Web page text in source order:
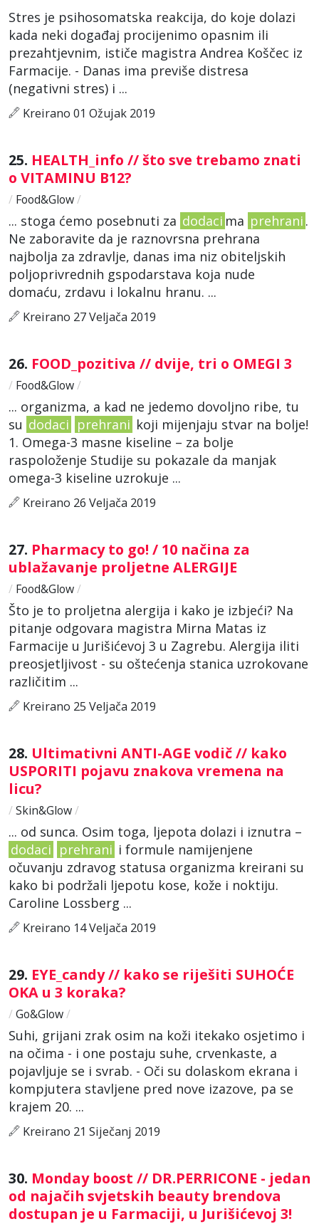
Stres je psihosomatska reakcija, do koje dolazi
kada neki događaj procijenimo opasnim ili
prezahtjevnim, ističe magistra Andrea Koščec iz
Farmacije. - Danas ima previše distresa
(negativni stres) i ...
Kreirano 01 Ožujak 2019
25. HEALTH_info // što sve trebamo znati
o VITAMINU B12?
/ Food&Glow/
... stoga ćemo posebnuti za dodaci ma prehrani .
Ne zaboravite da je raznovrsna prehrana
najbolja za zdravlje, danas ima niz obiteljskih
poljoprivrednih gspodarstava koja nude
domaću, zrdavu i lokalnu hranu. ...
Kreirano 27 Veljača 2019
26. FOOD_pozitiva // dvije, tri o OMEGI 3
/ Food&Glow/
... organizma, a kad ne jedemo dovoljno ribe, tu
su dodaci prehrani koji mijenjaju stvar na bolje!
1. Omega-3 masne kiseline – za bolje
raspoloženje Studije su pokazale da manjak
omega-3 kiseline uzrokuje ...
Kreirano 26 Veljača 2019
27. Pharmacy to go! / 10 načina za
ublažavanje proljetne ALERGIJE
/ Food&Glow/
Što je to proljetna alergija i kako je izbjeći? Na
pitanje odgovara magistra Mirna Matas iz
Farmacije u Jurišićevoj 3 u Zagrebu. Alergija iliti
preosjetljivost - su oštećenja stanica uzrokovane
različitim ...
Kreirano 25 Veljača 2019
28. Ultimativni ANTI-AGE vodič // kako
USPORITI pojavu znakova vremena na
licu?
/ Skin&Glow/
... od sunca. Osim toga, ljepota dolazi i iznutra –
dodaci prehrani i formule namijenjene
očuvanju zdravog statusa organizma kreirani su
kako bi podržali ljepotu kose, kože i noktiju.
Caroline Lossberg ...
Kreirano 14 Veljača 2019
29. EYE_candy // kako se riješiti SUHOĆE
OKA u 3 koraka?
/ Go&Glow/
Suhi, grijani zrak osim na koži itekako osjetimo i
na očima - i one postaju suhe, crvenkaste, a
pojavljuje se i svrab. - Oči su dolaskom ekrana i
kompjutera stavljene pred nove izazove, pa se
krajem 20. ...
Kreirano 21 Siječanj 2019
30. Monday boost // DR.PERRICONE - jedan
od najačih svjetskih beauty brendova
dostupan je u Farmaciji, u Jurišićevoj 3!